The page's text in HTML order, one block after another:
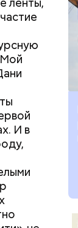
И в
тысяч
при
может
нужны